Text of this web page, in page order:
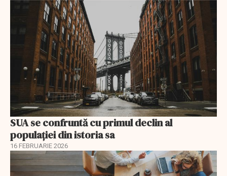
SUA se confruntă cu primul declin al
populației din istoria sa
16 FEBRUARIE 2026